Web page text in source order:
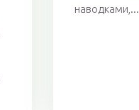
наводками,...